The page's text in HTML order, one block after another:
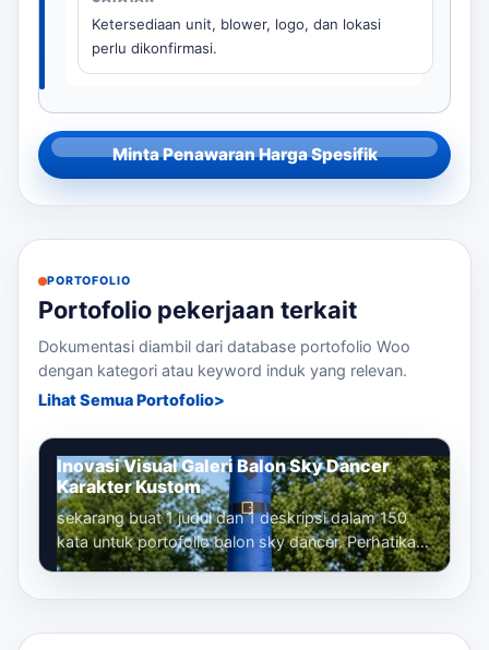
Ketersediaan unit, blower, logo, dan lokasi
perlu dikonfirmasi.
Minta Penawaran Harga Spesifik
PORTOFOLIO
Portofolio pekerjaan terkait
Dokumentasi diambil dari database portofolio Woo
dengan kategori atau keyword induk yang relevan.
Lihat Semua Portofolio
Inovasi Visual Galeri Balon Sky Dancer
Karakter Kustom
sekarang buat 1 judul dan 1 deskripsi dalam 150
kata untuk portofolio balon sky dancer. Perhatikan
bahwa kita sudah membuat banyak...